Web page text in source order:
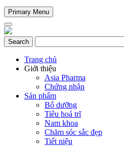
Primary Menu
Trang chủ
Giới thiệu
Asia Pharma
Chứng nhận
Sản phẩm
Bổ dưỡng
Tiêu hoá trĩ
Nam khoa
Chăm sóc sắc đẹp
Tiết niệu